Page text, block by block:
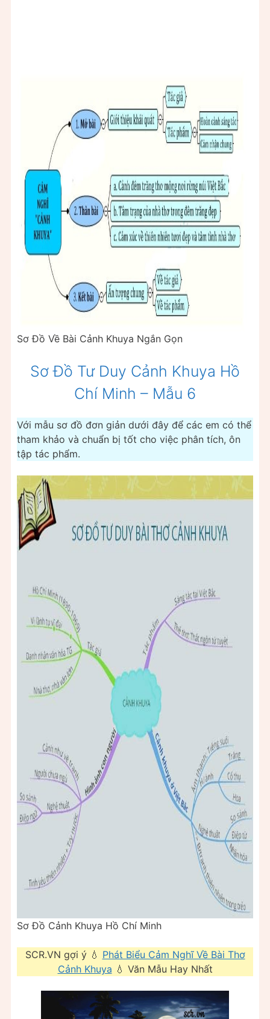
Sơ Đồ Về Bài Cảnh Khuya Ngắn Gọn
Sơ Đồ Tư Duy Cảnh Khuya Hồ
Chí Minh – Mẫu 6
Với mẫu sơ đồ đơn giản dưới đây để các em có thể
tham khảo và chuẩn bị tốt cho việc phân tích, ôn
tập tác phẩm.
Sơ Đồ Cảnh Khuya Hồ Chí Minh
SCR.VN gợi ý 💧 Phát Biểu Cảm Nghĩ Về Bài Thơ
Cảnh Khuya 💧 Văn Mẫu Hay Nhất